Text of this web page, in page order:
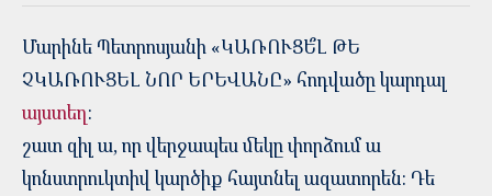
Մարինե Պետրոսյանի «ԿԱՌՈՒՑԵ՞Լ ԹԵ
ՉԿԱՌՈՒՑԵԼ ՆՈՐ ԵՐԵՎԱՆԸ» հոդվածը կարդալ
այստեղ:
շատ զիլ ա, որ վերջապես մեկը փորձում ա
կոնստրուկտիվ կարծիք հայտնել ազատորեն: Դե